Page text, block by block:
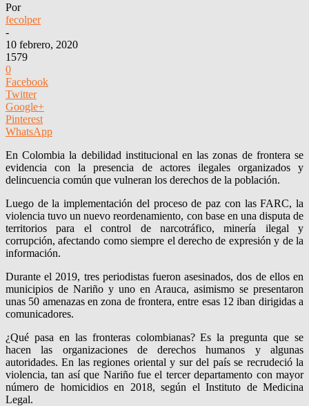
Por
fecolper
-
10 febrero, 2020
1579
0
Facebook
Twitter
Google+
Pinterest
WhatsApp
En Colombia la debilidad institucional en las zonas de frontera se
evidencia con la presencia de actores ilegales organizados y
delincuencia común que vulneran los derechos de la población.
Luego de la implementación del proceso de paz con las FARC, la
violencia tuvo un nuevo reordenamiento, con base en una disputa de
territorios para el control de narcotráfico, minería ilegal y
corrupción, afectando como siempre el derecho de expresión y de la
información.
Durante el 2019, tres periodistas fueron asesinados, dos de ellos en
municipios de Nariño y uno en Arauca, asimismo se presentaron
unas 50 amenazas en zona de frontera, entre esas 12 iban dirigidas a
comunicadores.
¿Qué pasa en las fronteras colombianas? Es la pregunta que se
hacen las organizaciones de derechos humanos y algunas
autoridades. En las regiones oriental y sur del país se recrudeció la
violencia, tan así que Nariño fue el tercer departamento con mayor
número de homicidios en 2018, según el Instituto de Medicina
Legal.